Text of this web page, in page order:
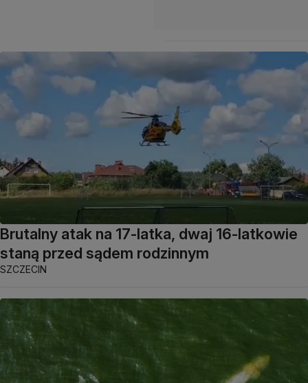
Brutalny atak na 17-latka, dwaj 16-latkowie
staną przed sądem rodzinnym
SZCZECIN